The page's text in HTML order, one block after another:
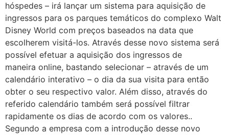
hóspedes – irá lançar um sistema para aquisição de
ingressos para os parques temáticos do complexo Walt
Disney World com preços baseados na data que
escolherem visitá-los. Através desse novo sistema será
possível efetuar a aquisição dos ingressos de
maneira online, bastando selecionar – através de um
calendário interativo – o dia da sua visita para então
obter o seu respectivo valor. Além disso, através do
referido calendário também será possível filtrar
rapidamente os dias de acordo com os valores..
Segundo a empresa com a introdução desse novo